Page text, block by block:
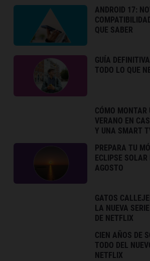
ANDROID 17:
QUE SABER
GUÍA
TODO LO QUE
CÓMO MONTAR
VERANO EN
Y UNA SMART
PREPARA TU
ECLIPSE SOLAR
AGOSTO
GATOS
LA NUEVA
DE NETFLIX
CIEN AÑOS DE
TODO DEL
NETFLIX